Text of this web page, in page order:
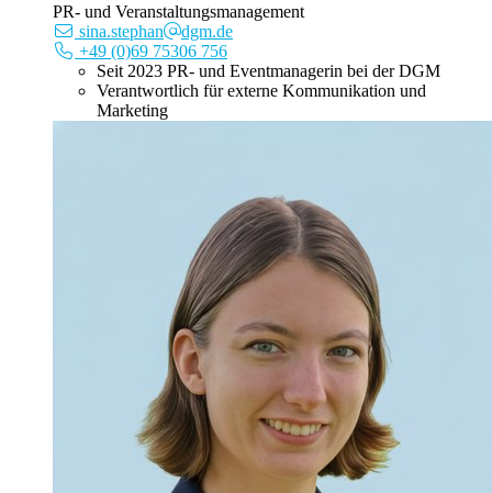
PR- und Veranstaltungsmanagement
sina.stephan
dgm.de
+49 (0)69 75306 756
Seit 2023 PR- und Eventmanagerin bei der DGM
Verantwortlich für externe Kommunikation und
Marketing